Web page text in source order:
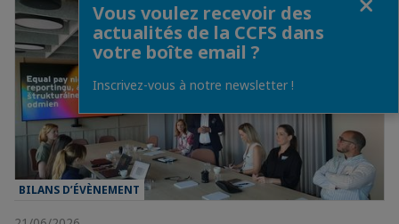
BILANS D’ÉVÈNEMENT
Vous voulez recevoir des
actualités de la CCFS dans
votre boîte email ?
Inscrivez-vous à notre newsletter !